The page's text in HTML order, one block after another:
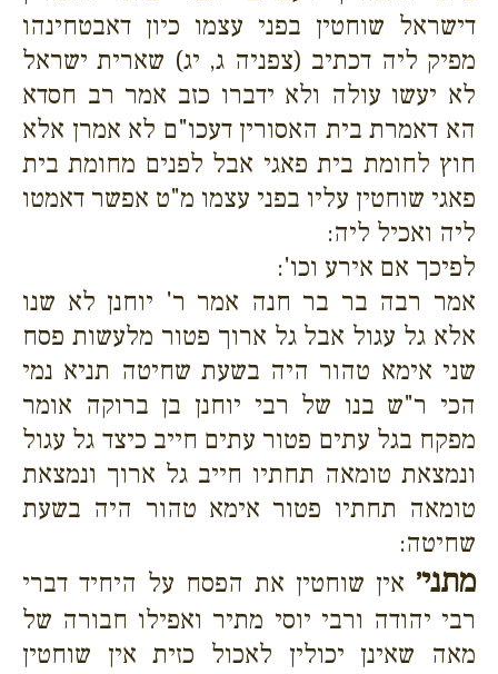
דישראל שוחטין בפני עצמו כיון דאבטחינהו
מפיק ליה דכתיב (צפניה ג, יג) שארית ישראל
לא יעשו עולה ולא ידברו כזב אמר רב חסדא
הא דאמרת בית האסורין דעכו"ם לא אמרן אלא
חוץ לחומת בית פאגי אבל לפנים מחומת בית
פאגי שוחטין עליו בפני עצמו מ"ט אפשר דאמטו
ליה ואכיל ליה:
לפיכך אם אירע וכו':
אמר רבה בר בר חנה אמר ר' יוחנן לא שנו
אלא גל עגול אבל גל ארוך פטור מלעשות פסח
שני אימא טהור היה בשעת שחיטה תניא נמי
הכי ר"ש בנו של רבי יוחנן בן ברוקה אומר
מפקח בגל עתים פטור עתים חייב כיצד גל עגול
ונמצאת טומאה תחתיו חייב גל ארוך ונמצאת
טומאה תחתיו פטור אימא טהור היה בשעת
שחיטה:
מתני׳ אין שוחטין את הפסח על היחיד דברי
רבי יהודה ורבי יוסי מתיר ואפילו חבורה של
מאה שאינן יכולין לאכול כזית אין שוחטין